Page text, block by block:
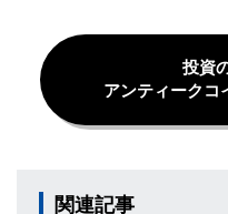
投資
アンティークコ
関連記事